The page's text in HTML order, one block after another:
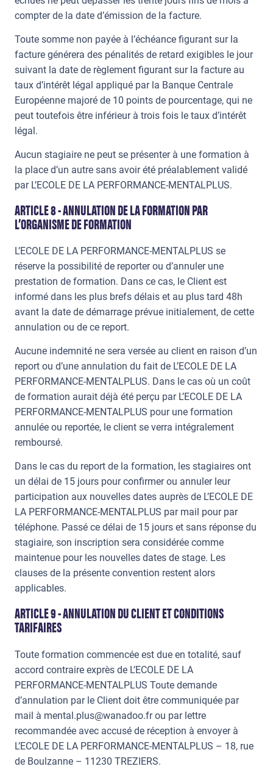
compter de la date d’émission de la facture.
Toute somme non payée à l’échéance figurant sur la
facture générera des pénalités de retard exigibles le jour
suivant la date de règlement figurant sur la facture au
taux d’intérêt légal appliqué par la Banque Centrale
Européenne majoré de 10 points de pourcentage, qui ne
peut toutefois être inférieur à trois fois le taux d’intérêt
légal.
Aucun stagiaire ne peut se présenter à une formation à
la place d’un autre sans avoir été préalablement validé
par L’ECOLE DE LA PERFORMANCE-MENTALPLUS.
ARTICLE 8 - ANNULATION DE LA FORMATION PAR
L’ORGANISME DE FORMATION
L’ECOLE DE LA PERFORMANCE-MENTALPLUS se
réserve la possibilité de reporter ou d’annuler une
prestation de formation. Dans ce cas, le Client est
informé dans les plus brefs délais et au plus tard 48h
avant la date de démarrage prévue initialement, de cette
annulation ou de ce report.
Aucune indemnité ne sera versée au client en raison d’un
report ou d’une annulation du fait de L’ECOLE DE LA
PERFORMANCE-MENTALPLUS. Dans le cas où un coût
de formation aurait déjà été perçu par L’ECOLE DE LA
PERFORMANCE-MENTALPLUS pour une formation
annulée ou reportée, le client se verra intégralement
remboursé.
Dans le cas du report de la formation, les stagiaires ont
un délai de 15 jours pour confirmer ou annuler leur
participation aux nouvelles dates auprès de L’ECOLE DE
LA PERFORMANCE-MENTALPLUS par mail pour par
téléphone. Passé ce délai de 15 jours et sans réponse du
stagiaire, son inscription sera considérée comme
maintenue pour les nouvelles dates de stage. Les
clauses de la présente convention restent alors
applicables.
ARTICLE 9 - ANNULATION DU CLIENT ET CONDITIONS
TARIFAIRES
Toute formation commencée est due en totalité, sauf
accord contraire exprès de L’ECOLE DE LA
PERFORMANCE-MENTALPLUS Toute demande
d’annulation par le Client doit être communiquée par
mail à mental.plus@wanadoo.frou par lettre
recommandée avec accusé de réception à envoyer à
L’ECOLE DE LA PERFORMANCE-MENTALPLUS – 18, rue
de Boulzanne – 11230 TREZIERS.